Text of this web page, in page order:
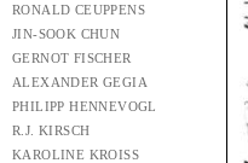
RONALD CEUPPENS
JIN-SOOK CHUN
GERNOT FISCHER
ALEXANDER GEGIA
PHILIPP HENNEVOGL
R.J. KIRSCH
KAROLINE KROISS